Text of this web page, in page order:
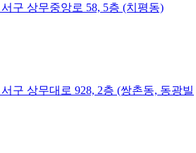
구 상무중앙로 58, 5층 (치평동)
구 상무대로 928, 2층 (쌍촌동, 동광빌